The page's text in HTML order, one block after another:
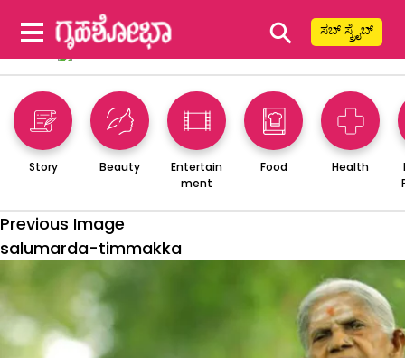
⚲ ಸಬ್ ಸ್ಕ್ರೈಬ್
Story Beauty
Entertain
ment
Food Health
Previous Image
salumarda-timmakka